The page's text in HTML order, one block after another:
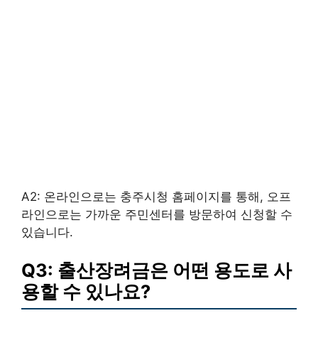
A2: 온라인으로는 충주시청 홈페이지를 통해, 오프
라인으로는 가까운 주민센터를 방문하여 신청할 수
있습니다.
Q3: 출산장려금은 어떤 용도로 사
용할 수 있나요?